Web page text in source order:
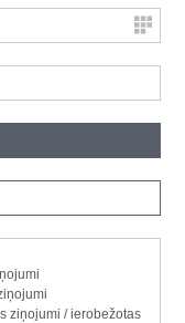
ziņojumi / ierobežotas